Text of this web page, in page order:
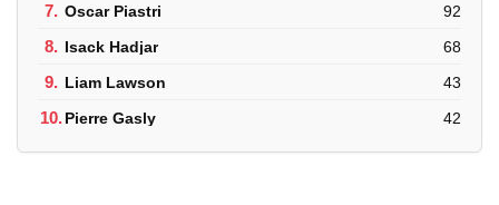
7. Oscar Piastri 92
8. Isack Hadjar 68
9. Liam Lawson 43
10.Pierre Gasly 42